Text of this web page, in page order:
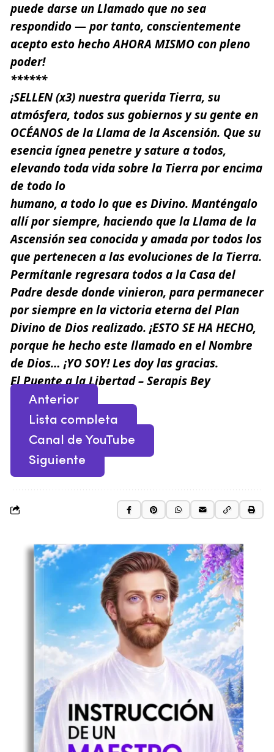
puede darse un Llamado que no sea
respondido—por tanto, conscientemente
acepto esto hecho AHORA MISMO con pleno
poder!
******
¡SELLEN (x3) nuestra querida Tierra, su
atmósfera, todos sus gobiernos y su gente en
OCÉANOS de la Llama de la Ascensión. Que su
esencia ígnea penetre y sature a todos,
elevando toda vida sobre la Tierra por encima
de todo lo
humano, a todo lo que es Divino. Manténgalo
allí por siempre, haciendo que la Llama de la
Ascensión sea conocida y amada por todos los
que pertenecen a las evoluciones de la Tierra.
Permítanle regresara todos a la Casa del
Padre desde donde vinieron, para permanecer
por siempre en la victoria eterna del Plan
Divino de Dios realizado. ¡ESTO SE HA HECHO,
porque he hecho este llamado en el Nombre
de Dios… ¡YO SOY! Les doy las gracias.
El Puente a la Libertad – Serapis Bey
Anterior
Lista completa
Canal de YouTube
Siguiente